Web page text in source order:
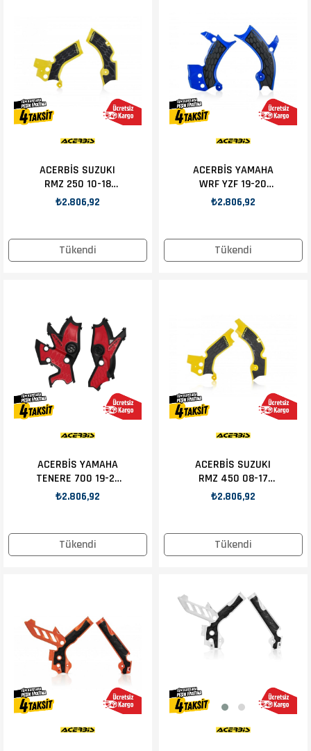
Tükendi
ACERBİS SUZUKI
RMZ 250 10-18
ŞASE KORUMA
₺2.806,92
Tükendi
ACERBİS YAMAHA
WRF YZF 19-20
ŞASE KORUMA
₺2.806,92
Tükendi
ACERBİS YAMAHA
TENERE 700 19-21
ŞASE KORUMA
₺2.806,92
Tükendi
ACERBİS SUZUKI
RMZ 450 08-17
ŞASE KORUMA
₺2.806,92